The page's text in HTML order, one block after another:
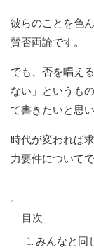
彼らのことを色
賛否両論です。
でも、否を唱え
ない」というも
て書きたいと思い
時代が変われば
力要件についてで
目次
みんなと同